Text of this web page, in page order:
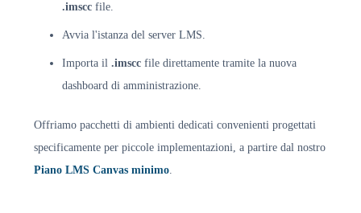
.imscc file.
Avvia l'istanza del server LMS.
Importa il .imscc file direttamente tramite la nuova
dashboard di amministrazione.
Offriamo pacchetti di ambienti dedicati convenienti progettati
specificamente per piccole implementazioni, a partire dal nostro
Piano LMS Canvas minimo.